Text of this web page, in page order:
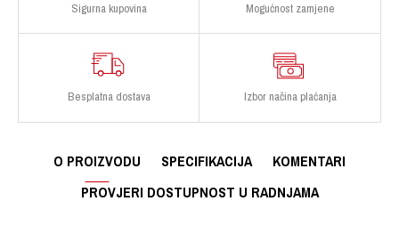
Sigurna kupovina Mogućnost zamjene
Besplatna dostava Izbor načina plaćanja
O PROIZVODU SPECIFIKACIJA
KOMENTARI
PROVJERI DOSTUPNOST U RADNJAMA